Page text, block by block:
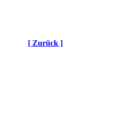
[ Zurück ]